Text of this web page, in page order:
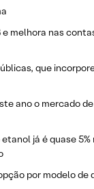
melhora nas
que
ano o mercado
já é quase
por modelo